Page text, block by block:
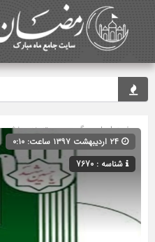
صفحه اصلی» گروه » دسته‌بندی نشده
شناسه : 7670